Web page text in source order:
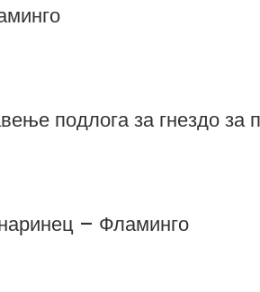
подлога за гнездо за
– Фламинго